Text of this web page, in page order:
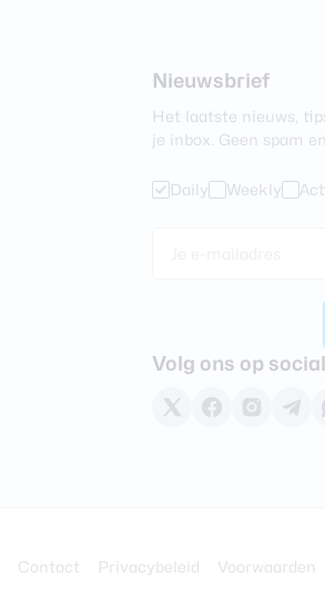
Nieuwsbrief
Het laatste nieuws,
je inbox. Geen spam
Daily Weekly
Volg ons op
Contact Privacybeleid Voorwaarden